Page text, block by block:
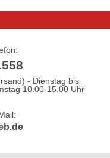
- Dienstag bis
10.00-15.00 Uhr